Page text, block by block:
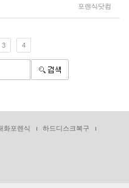
포렌식닷컴
3 4
화포렌식 하드디스크복구